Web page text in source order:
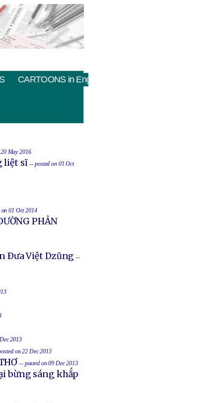
CARTOONS in English
May 2016
liệt sĩ -- posted on 01 Oct
on 01 Oct 2014
PHẢN
Ðưa Việt Dzũng --
2013
on 22 Dec 2013
-- posted on 09 Dec 2013
bừng sáng khắp